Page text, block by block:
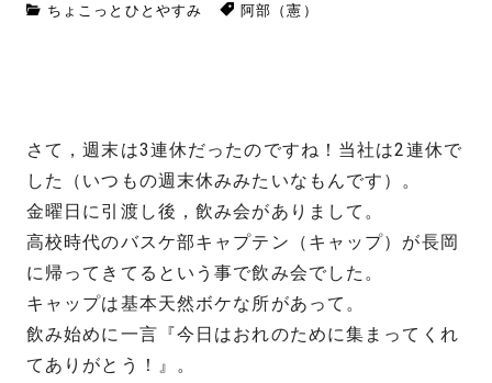
ちょこっとひとやすみ 阿部（憲）
さて，週末は3連休だったのですね！当社は2連休で
した（いつもの週末休みみたいなもんです）。
金曜日に引渡し後，飲み会がありまして。
高校時代のバスケ部キャプテン（キャップ）が長岡
に帰ってきてるという事で飲み会でした。
キャップは基本天然ボケな所があって。
飲み始めに一言『今日はおれのために集まってくれ
てありがとう！』。